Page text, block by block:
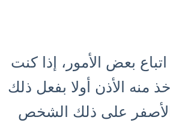
بعض الأمور، إذا كنت
الأذن أولا بفعل ذلك
الأصفر على ذلك الشخص